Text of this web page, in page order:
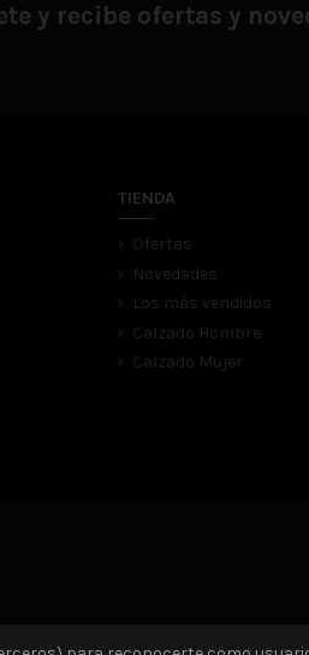
y recibe ofertas y
TIENDA
Ofertas
Novedades
Los más vendidos
Calzado Hombre
Calzado Mujer